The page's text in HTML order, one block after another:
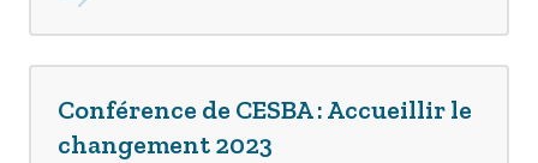
Conférence de CESBA : Accueillir le
changement 2023